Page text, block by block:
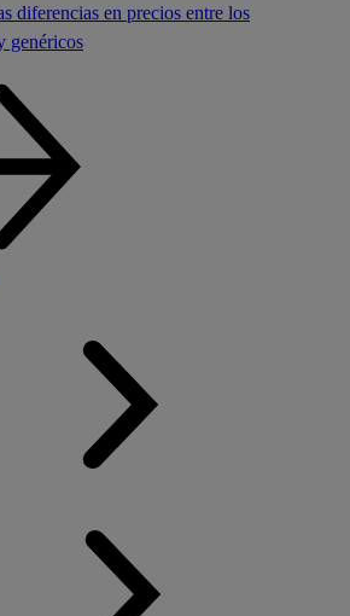
diferencias en precios entre los
genéricos